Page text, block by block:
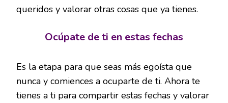
queridos y valorar otras cosas que ya tienes.
Ocúpate de ti en estas fechas
Es la etapa para que seas más egoísta que
nunca y comiences a ocuparte de ti. Ahora te
tienes a ti para compartir estas fechas y valorar